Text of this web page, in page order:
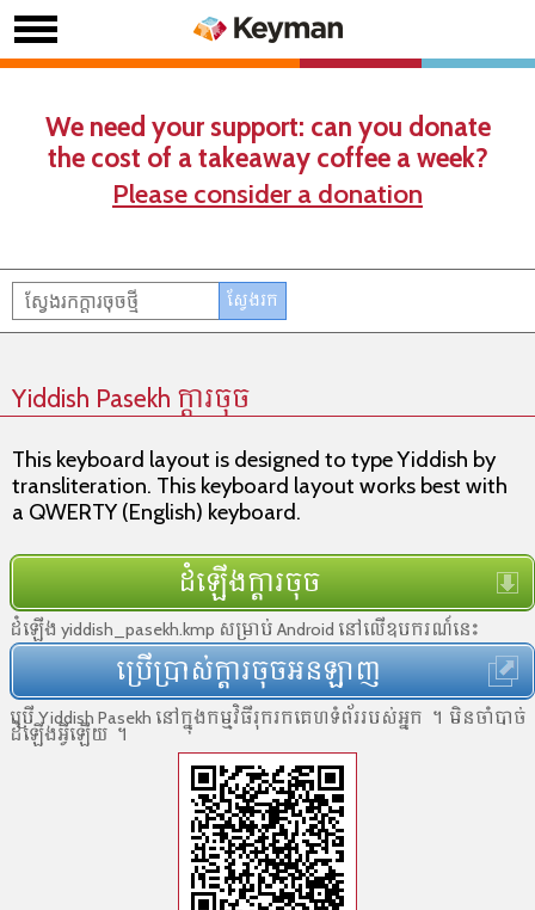
We need your support: can you donate
the cost of a takeaway coffee a week?
Please consider a donation
Yiddish Pasekh ក្តារចុច
This keyboard layout is designed to type Yiddish by
transliteration. This keyboard layout works best with
a QWERTY (English) keyboard.
ដំឡើងក្ដារចុច
ដំឡើង yiddish_pasekh.kmp សម្រាប់ Android នៅលើឧបករណ៍នេះ
ប្រើប្រាស់ក្ដារចុចអនឡាញ
ប្រើ Yiddish Pasekh នៅ​ក្នុង​កម្មវិធី​រុករកគេហទំព័រ​របស់​អ្នក ។ មិន​ចាំបាច់​
ដំឡើង​អ្វី​ឡើយ ។